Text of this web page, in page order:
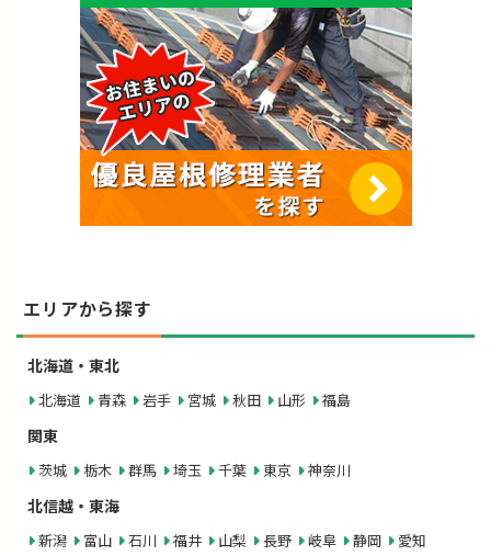
エリアから探す
北海道・東北
北海道 青森 岩手 宮城 秋田 山形 福島
関東
茨城 栃木 群馬 埼玉 千葉 東京 神奈川
北信越・東海
新潟 富山 石川 福井 山梨 長野 岐阜 静岡
愛知